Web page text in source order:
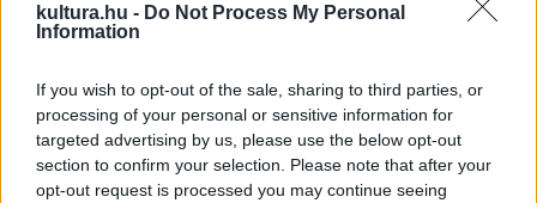
kultura.hu - Do Not Process My Personal
Information
If you wish to opt-out of the sale, sharing to third parties, or
processing of your personal or sensitive information for
targeted advertising by us, please use the below opt-out
section to confirm your selection. Please note that after your
opt-out request is processed you may continue seeing
esetben a kamarazenekar egy-egy tagja szólaltat meg. A
Concerto grossója adja, amely a nagy hangszeres
concertókhoz tartozik és amelynek szintén tizenkét műből
álló darabjai az 1740 előtti években keletkeztek.